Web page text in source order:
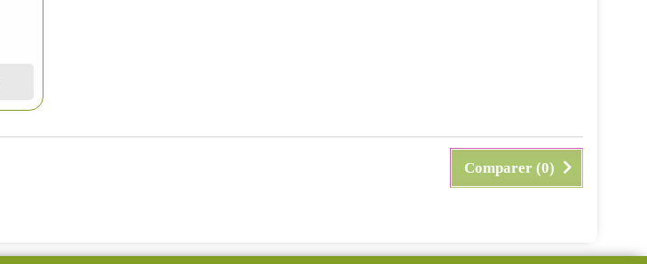
Comparer (0)